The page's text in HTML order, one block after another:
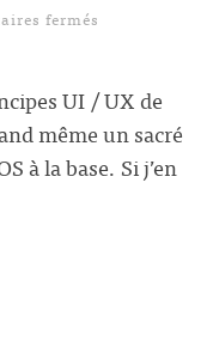
fermés
UI / UX de
même un sacré
à la base. Si j’en